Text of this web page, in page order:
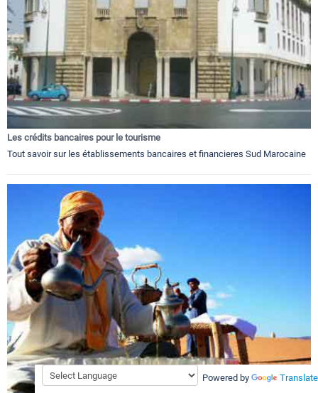
Les crédits bancaires pour le tourisme
Tout savoir sur les établissements bancaires et financieres Sud Marocaine
Powered by Translate